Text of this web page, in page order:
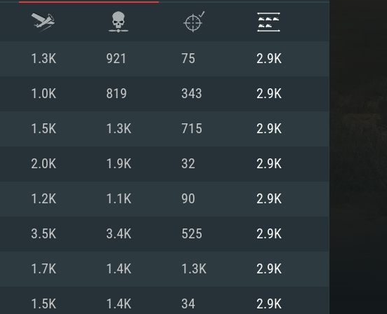
SISTEMA
1.3K 921 75 2.9K
1.0K 819 343 2.9K
1.5K 1.3K 715 2.9K
2.0K 1.9K 32 2.9K
1.2K 1.1K 90 2.9K
3.5K 3.4K 525 2.9K
1.7K 1.4K 1.3K 2.9K
1.5K 1.4K 34 2.9K